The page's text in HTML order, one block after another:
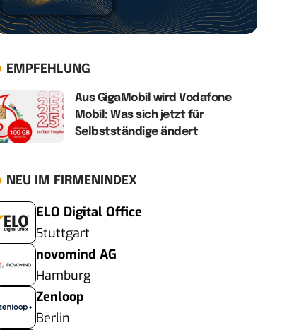
EMPFEHLUNG
Aus GigaMobil wird Vodafone
Mobil: Was sich jetzt für
Selbstständige ändert
NEU IM FIRMENINDEX
ELO Digital Office
Stuttgart
novomind AG
Hamburg
Zenloop
Berlin